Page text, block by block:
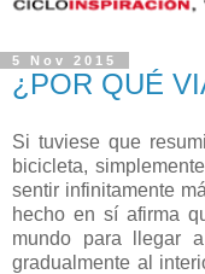
5 Nov 2015
¿POR QUÉ
Si tuviese que
bicicleta,
sentir infinitamente
hecho en sí afirma
mundo para llegar
gradualmente al